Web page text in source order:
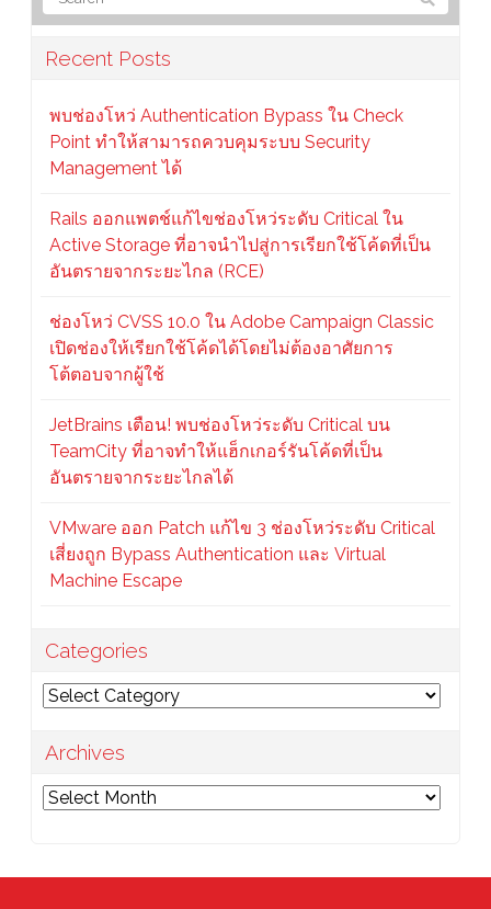
Recent Posts
พบช่องโหว่ Authentication Bypass ใน Check
Point ทำให้สามารถควบคุมระบบ Security
Management ได้
Rails ออกแพตช์แก้ไขช่องโหว่ระดับ Critical ใน
Active Storage ที่อาจนำไปสู่การเรียกใช้โค้ดที่เป็น
อันตรายจากระยะไกล (RCE)
ช่องโหว่ CVSS 10.0 ใน Adobe Campaign Classic
เปิดช่องให้เรียกใช้โค้ดได้โดยไม่ต้องอาศัยการ
โต้ตอบจากผู้ใช้
JetBrains เตือน! พบช่องโหว่ระดับ Critical บน
TeamCity ที่อาจทำให้แฮ็กเกอร์รันโค้ดที่เป็น
อันตรายจากระยะไกลได้
VMware ออก Patch แก้ไข 3 ช่องโหว่ระดับ Critical
เสี่ยงถูก Bypass Authentication และ Virtual
Machine Escape
Categories
Categories
Archives
Archives